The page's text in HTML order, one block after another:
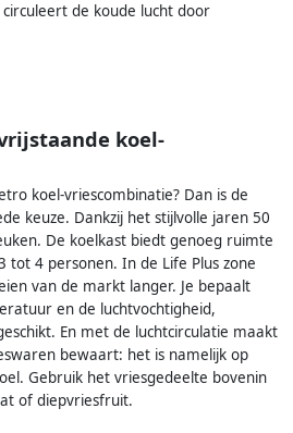
de koude lucht door
vrijstaande koel-
koel-vriescombinatie? Dan is de
keuze. Dankzij het stijlvolle jaren 50
De koelkast biedt genoeg ruimte
tot 4 personen. In de Life Plus zone
van de markt langer. Je bepaalt
en de luchtvochtigheid,
En met de luchtcirculatie maakt
bewaart: het is namelijk op
Gebruik het vriesgedeelte bovenin
of diepvriesfruit.